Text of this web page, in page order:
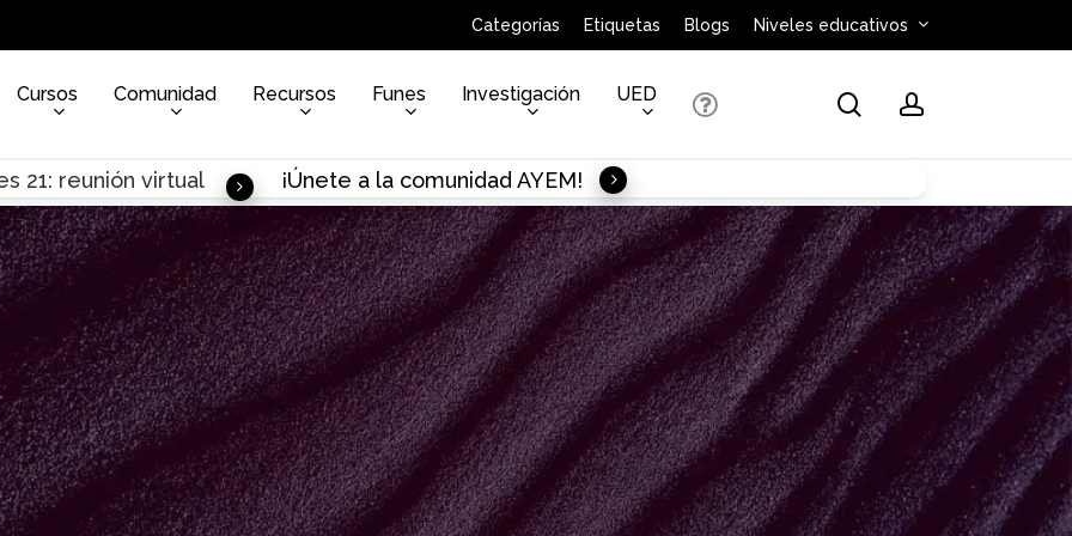
Categorías Etiquetas Blogs Niveles educativos
Cursos Comunidad Recursos Funes Investigación UED searchaccount
21: reunión virtual ¡Únete a la comunidad AYEM!